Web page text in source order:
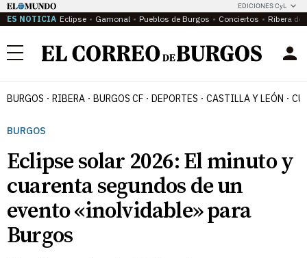
EDICIONES CyL
ES NOTICIA Eclipse Gamonal Pueblos de Burgos Conciertos Ribera del
Menú
BURGOS RIBERA BURGOS CF DEPORTES CASTILLA Y LEÓN
BURGOS
Eclipse solar 2026: El minuto y
cuarenta segundos de un
evento «inolvidable» para
Burgos